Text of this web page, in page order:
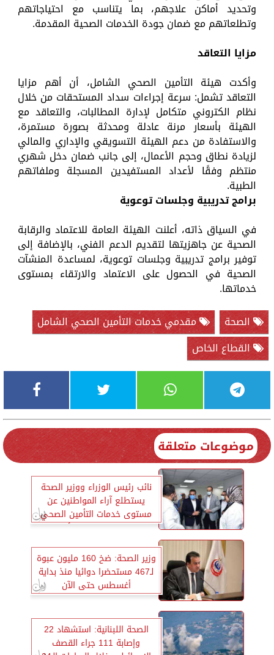
وتحديد أماكن علاجهم، بما يتناسب مع احتياجاتهم
وتطلعاتهم مع ضمان جودة الخدمات الصحية المقدمة.
مزايا التعاقد
وأكدت هيئة التأمين الصحي الشامل، أن أهم مزايا
التعاقد تشمل: سرعة إجراءات سداد المستحقات من خلال
نظام الكتروني متكامل لإدارة المطالبات، والتعاقد مع
الهيئة بأسعار مرنة عادلة ومحدثة بصورة مستمرة،
والاستفادة من دعم الهيئة التسويقي والإداري والمالي
لزيادة نطاق وحجم الأعمال، إلى جانب ضمان دخل شهري
منتظم وفقًا لأعداد المستفيدين المسجلة وملفاتهم
الطبية.
برامج تدريبية وجلسات توعوية
في السياق ذاته، أعلنت الهيئة العامة للاعتماد والرقابة
الصحية عن جاهزيتها لتقديم الدعم الفني، بالإضافة إلى
توفير برامج تدريبية وجلسات توعوية، لمساعدة المنشآت
الصحية في الحصول على الاعتماد والارتقاء بمستوى
خدماتها.
الصحة
مقدمي خدمات التأمين الصحي الشامل
القطاع الخاص
موضوعات متعلقة
نائب رئيس الوزراء ووزير الصحة
يستطلع آراء المواطنين عن
مستوى خدمات التأمين الصحي
الشامل بمحافظة الأقصر
وزير الصحة: ضخ 160 مليون عبوة
لـ467 مستحضرا دوائيا منذ بداية
أغسطس حتى الآن
الصحة اللبنانية: استشهاد 22
وإصابة 111 جراء القصف